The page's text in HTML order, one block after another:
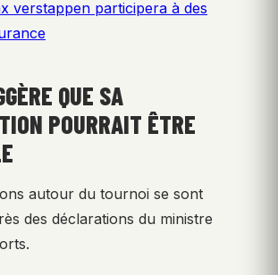
verstappen participera à des
QUE SA
POURRAIT ÊTRE
autour du tournoi se sont
des déclarations du ministre